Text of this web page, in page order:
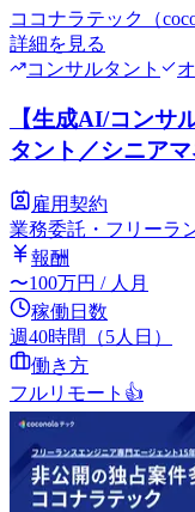
ココナラテック（
詳細を見る
コンサルタント
【生成AI/コンサ
タント／シニア
雇用契約
業務委託・フリーラ
報酬
〜100万円 / 人月
稼働日数
週40時間（5人日）
働き方
フルリモート 👍